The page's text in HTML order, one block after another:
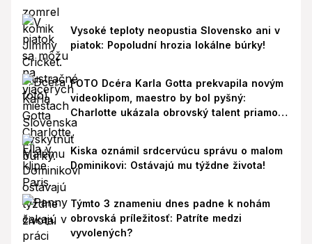
Vysoké teploty neopustia Slovensko ani v
piatok: Popoludní hrozia lokálne búrky!
FOTO Dcéra Karla Gotta prekvapila novým
videoklipom, maestro by bol pyšný:
Charlotte ukázala obrovský talent priamo v
Paríži!
Kiska oznámil srdcervúcu správu o malom
Dominikovi: Ostávajú mu týždne života!
Týmto 3 znameniu dnes padne k nohám
obrovská príležitosť: Patríte medzi
vyvolených?